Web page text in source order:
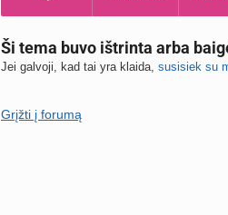
Ši tema buvo ištrinta arba
Jei galvoji, kad tai yra klaida, susisiek su
Grįžti į forumą